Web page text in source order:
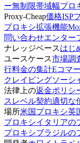
ー無制限帯域幅プロ
Proxy-Cheap価格ISP
プロキシ拡張機能
問い合わせエンター
ナレッジベースはじ
ユースケース市場調
行料金の集計Eコマ
クレイピングソーシ
法律上の返金ポリシ
スレベル契約適切な
場所米国プロキシ英
プロキシイタリアの
プロキシブラジルの